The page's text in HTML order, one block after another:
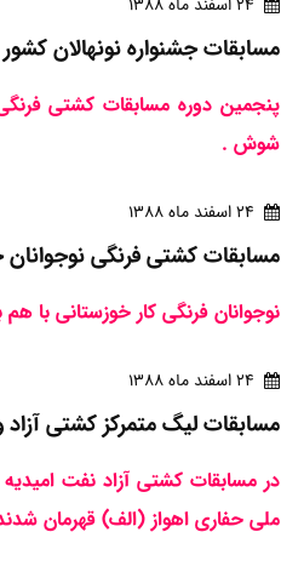
مسابقات جشنواره نونهالان
پنجمین دوره مسابقات کشتی
شوش .
24 اسفند ماه 1388
مسابقات کشتی فرنگی
نوجوانان فرنگی کار خوزستانی با
24 اسفند ماه 1388
مسابقات لیگ متمرکز کشتی آزاد
در مسابقات کشتی آزاد نفت
ملی حفاری اهواز (الف) قهرمان